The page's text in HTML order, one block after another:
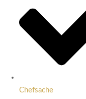
Chefsache